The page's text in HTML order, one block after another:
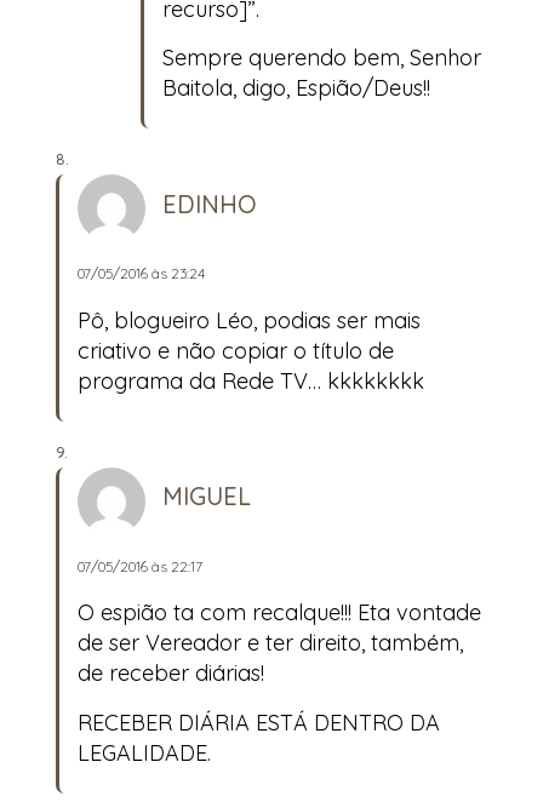
recurso]”.
Sempre querendo bem, Senhor
Baitola, digo, Espião/Deus!!
EDINHO
07/05/2016 às 23:24
Pô, blogueiro Léo, podias ser mais
criativo e não copiar o título de
programa da Rede TV… kkkkkkkk
MIGUEL
07/05/2016 às 22:17
O espião ta com recalque!!! Eta vontade
de ser Vereador e ter direito, também,
de receber diárias!
RECEBER DIÁRIA ESTÁ DENTRO DA
LEGALIDADE.